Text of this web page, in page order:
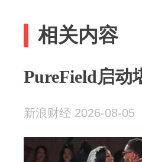
相关内容
PureField启动
新浪财经 2026-08-05